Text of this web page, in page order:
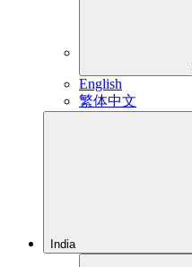
English
繁体中文
India